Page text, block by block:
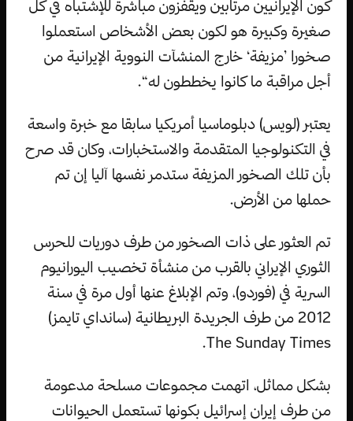
كون الإيرانيين مرتابين ويقفزون مباشرة للإشتباه في كل
صغيرة وكبيرة هو لكون بعض الأشخاص استعملوا
صخورا ’مزيفة‘ خارج المنشآت النووية الإيرانية من
أجل مراقبة ما كانوا يخططون له“.
يعتبر (لويس) دبلوماسيا أمريكيا سابقا مع خبرة واسعة
في التكنولوجيا المتقدمة والاستخبارات، وكان قد صرح
بأن تلك الصخور المزيفة ستدمر نفسها آليا إن تم
حملها من الأرض.
تم العثور على ذات الصخور من طرف دوريات للحرس
الثوري الإيراني بالقرب من منشأة تخصيب اليورانيوم
السرية في (فوردو)، وتم الإبلاغ عنها أول مرة في سنة
2012 من طرف الجريدة البريطانية (سانداي تايمز)
The Sunday Times.
بشكل مماثل، اتهمت مجموعات مسلحة مدعومة
من طرف إيران إسرائيل بكونها تستعمل الحيوانات